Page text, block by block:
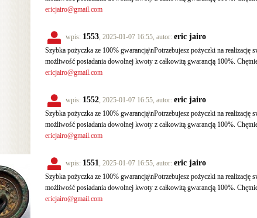
ericjairo@gmail.com
wpis: 1553, 2025-01-07 16:55, autor: eric jairo
Szybka pożyczka ze 100% gwarancją\nPotrzebujesz pożyczki na
możliwość posiadania dowolnej kwoty z całkowitą gwarancją 100%.
ericjairo@gmail.com
wpis: 1552, 2025-01-07 16:55, autor: eric jairo
Szybka pożyczka ze 100% gwarancją\nPotrzebujesz pożyczki na
możliwość posiadania dowolnej kwoty z całkowitą gwarancją 100%.
ericjairo@gmail.com
wpis: 1551, 2025-01-07 16:55, autor: eric jairo
Szybka pożyczka ze 100% gwarancją\nPotrzebujesz pożyczki na
możliwość posiadania dowolnej kwoty z całkowitą gwarancją 100%.
ericjairo@gmail.com